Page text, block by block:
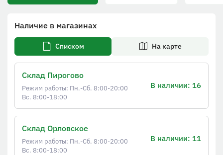
Наличие в магазинах
Списком На карте
Склад Пирогово
Режим работы: Пн.-Сб. 8:00-20:00
Вс. 8:00-18:00
В наличии: 16
Склад Орловское
Режим работы: Пн.-Сб. 8:00-20:00
Вс. 8:00-18:00
В наличии: 11